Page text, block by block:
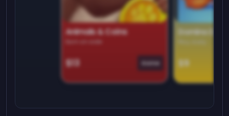
Animals & Coins
Earn on side
$13 Game
Domino
$9